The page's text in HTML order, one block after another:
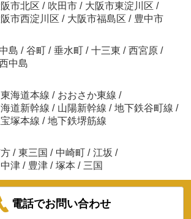
市北区 / 吹田市 / 大阪市東淀川区 /
市西淀川区 / 大阪市福島区 / 豊中市
島 / 谷町 / 垂水町 / 十三東 / 西宮原 /
中島
東海道本線 / おおさか東線 /
道新幹線 / 山陽新幹線 / 地下鉄谷町線 /
塚本線 / 地下鉄堺筋線
/ 東三国 / 中崎町 / 江坂 /
中津 / 豊津 / 塚本 / 三国
電話でお問い合わせ